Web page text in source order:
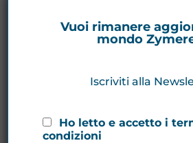
Vuoi rimanere
mondo
Iscriviti alla
Ho letto e accetto i
condizioni